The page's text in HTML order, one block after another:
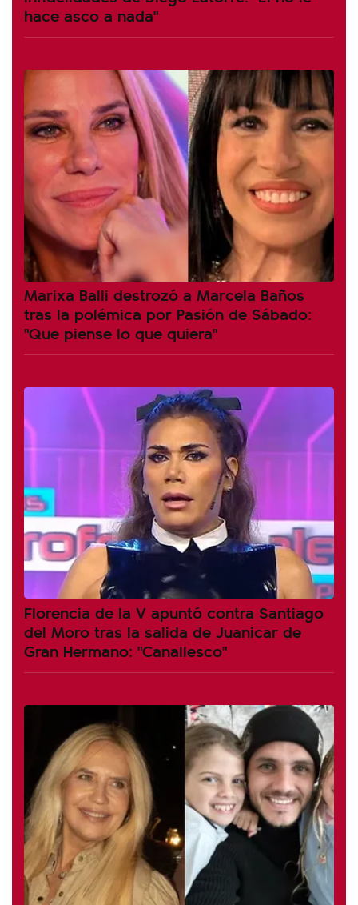
hace asco a nada"
Marixa Balli destrozó a Marcela Baños
tras la polémica por Pasión de Sábado:
"Que piense lo que quiera"
Florencia de la V apuntó contra Santiago
del Moro tras la salida de Juanicar de
Gran Hermano: "Canallesco"